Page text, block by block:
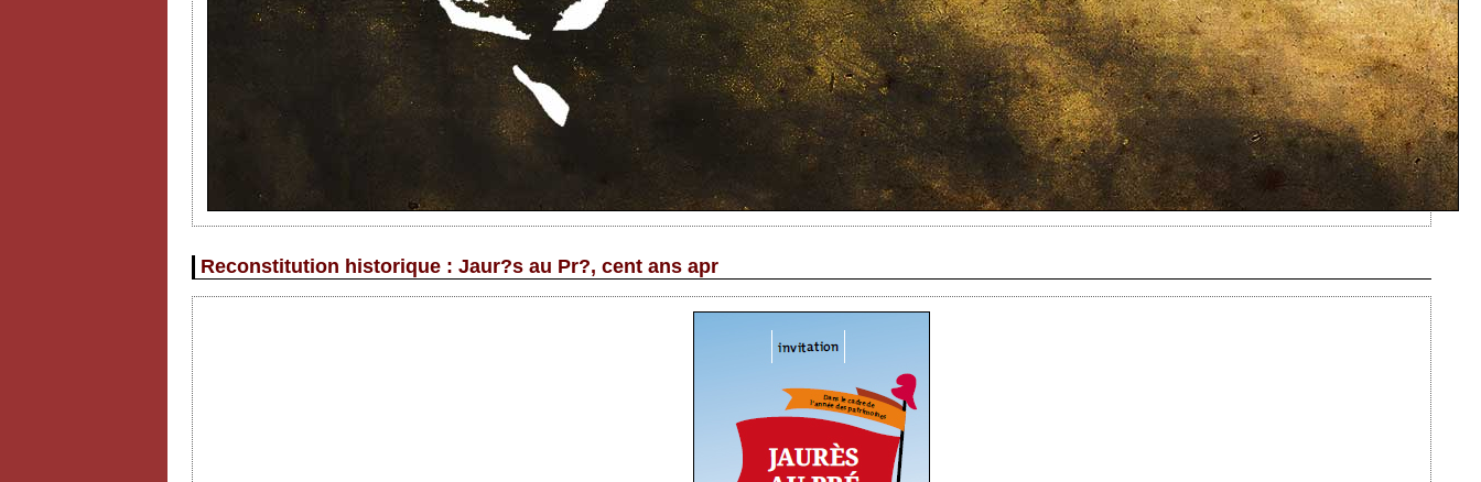
Reconstitution historique : Jaur?s au Pr?, cent ans apr